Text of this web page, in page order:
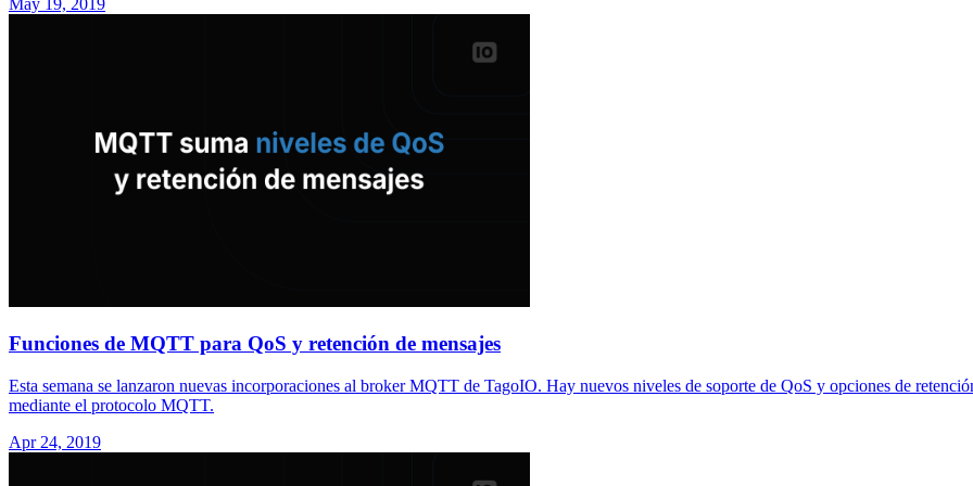
May 19, 2019
Funciones de MQTT para QoS y retención de mensajes
Esta semana se lanzaron nuevas incorporaciones al broker MQTT de TagoIO. Hay nuevos niveles de soporte de QoS y opciones de
mediante el protocolo MQTT.
Apr 24, 2019